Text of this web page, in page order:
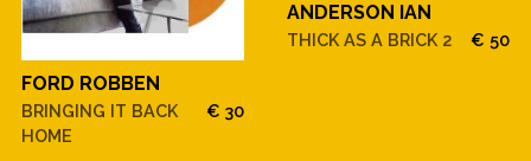
FORD ROBBEN
BRINGING IT BACK
HOME
€ 30
ANDERSON IAN
THICK AS A BRICK 2 € 50